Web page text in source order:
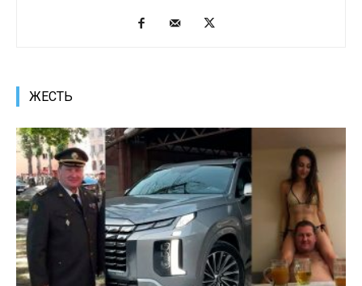
ЖЕСТЬ